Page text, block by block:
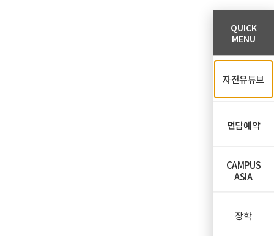
QUICK
MENU
자전유튜브
면담예약
CAMPUS
ASIA
장학